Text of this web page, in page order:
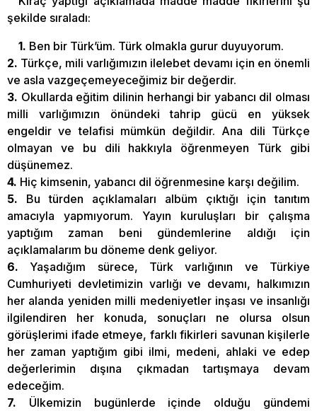
şekilde sıraladı:
1. Ben bir Türk’üm. Türk olmakla gurur duyuyorum.
2. Türkçe, mili varlığımızın ilelebet devamı için en önemli
ve asla vazgeçemeyeceğimiz bir değerdir.
3. Okullarda eğitim dilinin herhangi bir yabancı dil olması
milli varlığımızın önündeki tahrip gücü en yüksek
engeldir ve telafisi mümkün değildir. Ana dili Türkçe
olmayan ve bu dili hakkıyla öğrenmeyen Türk gibi
düşünemez.
4. Hiç kimsenin, yabancı dil öğrenmesine karşı değilim.
5. Bu türden açıklamaları albüm çıktığı için tanıtım
amacıyla yapmıyorum. Yayın kuruluşları bir çalışma
yaptığım zaman beni gündemlerine aldığı için
açıklamalarım bu döneme denk geliyor.
6. Yaşadığım sürece, Türk varlığının ve Türkiye
Cumhuriyeti devletimizin varlığı ve devamı, halkımızın
her alanda yeniden milli medeniyetler inşası ve insanlığı
ilgilendiren her konuda, sonuçları ne olursa olsun
görüşlerimi ifade etmeye, farklı fikirleri savunan kişilerle
her zaman yaptığım gibi ilmi, medeni, ahlaki ve edep
değerlerimin dışına çıkmadan tartışmaya devam
edeceğim.
7. Ülkemizin bugünlerde içinde olduğu gündemi